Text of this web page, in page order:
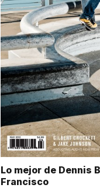
Lo mejor de Dennis
Francisco